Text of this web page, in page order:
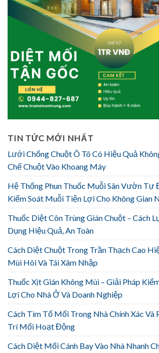
TIN TỨC MỚI NHẤT
Lưới Chống Chuột Ô Tô Có Hiệu Quả
Chế Chuột Vào Khoang Máy
Hệ Thống Phun Thuốc Muỗi Sân Vườn Tự
Kiểm Soát Muỗi Tiện Lợi Cho Không Gian
Thuốc Diệt Côn Trùng Gián Chuột – Cách
Dụng Hiệu Quả, An Toàn
Cách Diệt Chuột Trong Trần Thạch Cao
Mùi Hôi Và Tái Xâm Nhập
Thuốc Xịt Gián Không Mùi – Giải Pháp
Lợi Cho Nhà Ở Và Doanh Nghiệp
Cách Tìm Tổ Mối Trong Nhà Chính Xác Và
Trí Mối Hoạt Động
Cách Diệt Mối Cánh Bay Vào Nhà Nhanh